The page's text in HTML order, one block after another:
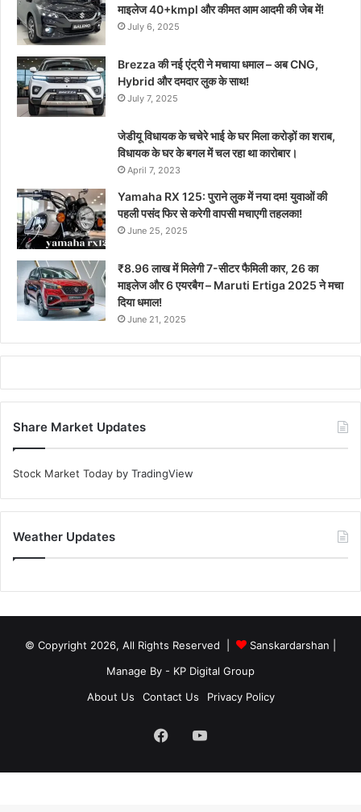
माइलेज 40+kmpl और कीमत आम आदमी की जेब में!
July 6, 2025
Brezza की नई एंट्री ने मचाया धमाल – अब CNG,
Hybrid और दमदार लुक के साथ!
July 7, 2025
जेडीयू विधायक के चचेरे भाई के घर मिला करोड़ों का शराब,
विधायक के घर के बगल में चल रहा था कारोबार।
April 7, 2023
Yamaha RX 125: पुराने लुक में नया दम! युवाओं की
पहली पसंद फिर से करेगी वापसी मचाएगी तहलका!
June 25, 2025
₹8.96 लाख में मिलेगी 7-सीटर फैमिली कार, 26 का
माइलेज और 6 एयरबैग – Maruti Ertiga 2025 ने मचा
दिया धमाल!
June 21, 2025
Share Market Updates
Stock Market Today by TradingView
Weather Updates
© Copyright 2026, All Rights Reserved | Sanskardarshan
Manage By - KP Digital Group
About Us
Contact Us Privacy Policy
FacebookYouTube